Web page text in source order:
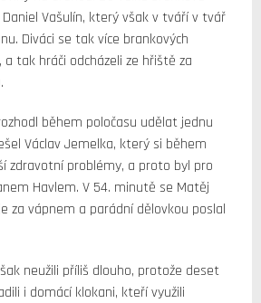
Vašulín, který však v tváří v tvář
Diváci se tak více brankových
tak hráči odcházeli ze hřiště za
během poločasu udělat jednu
Václav Jemelka, který si během
zdravotní problémy, a proto byl pro
Havlem. V 54. minutě se Matěj
za vápnem a parádní dělovkou poslal
neužili příliš dlouho, protože deset
i domácí klokani, kteří využili